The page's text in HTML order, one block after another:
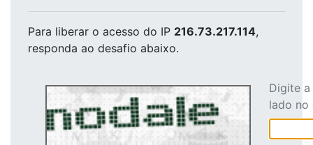
Para liberar o acesso do IP 216.73.217.114,
responda ao desafio abaixo.
Digite
lado no